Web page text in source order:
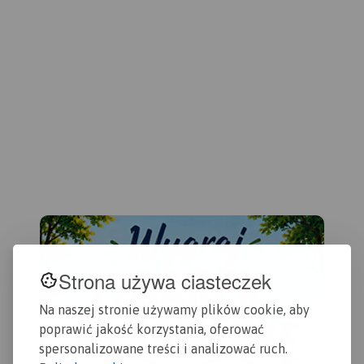
Strona używa ciasteczek
Na naszej stronie używamy plików cookie, aby
poprawić jakość korzystania, oferować
spersonalizowane treści i analizować ruch.